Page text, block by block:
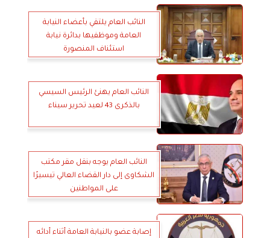
النائب العام يلتقي بأعضاء النيابة
العامة وموظفيها بدائرة نيابة
استئناف المنصورة
النائب العام يهنئ الرئيس السيسي
بالذكرى 43 لعيد تحرير سيناء
النائب العام يوجه بنقل مقر مكتب
الشكاوى إلى دار القضاء العالي تيسيرًا
على المواطنين
إصابة عضو بالنيابة العامة أثناء أدائه